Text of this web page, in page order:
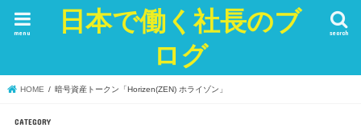
日本で働く社長のブ
ログ
search
menu
HOME 暗号資産トークン「Horizen(ZEN) ホライゾン」